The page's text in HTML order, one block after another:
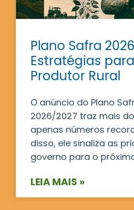
Plano Safra
Estratégias
Produtor Rural
O anúncio do Plano
2026/2027 traz mais
apenas números
disso, ele sinaliza as
governo para o
LEIA MAIS »